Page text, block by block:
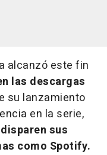
alcanzó este fin
las descargas
su lanzamiento
en la serie,
sus
como Spotify.